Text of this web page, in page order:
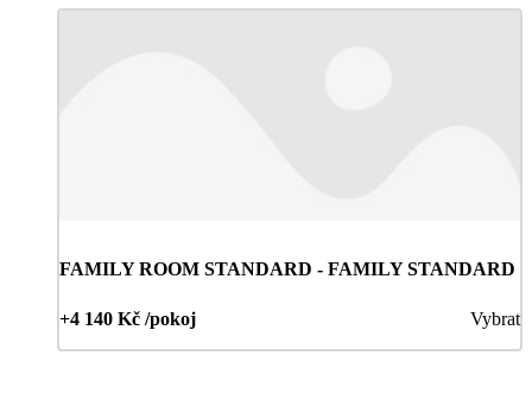
FAMILY ROOM STANDARD - FAMILY STANDARD
+4 140 Kč /pokoj Vybrat